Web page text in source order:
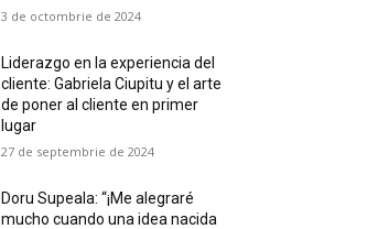
3 de octombrie de 2024
Liderazgo en la experiencia del
cliente: Gabriela Ciupitu y el arte
de poner al cliente en primer
lugar
27 de septembrie de 2024
Doru Supeala: “¡Me alegraré
mucho cuando una idea nacida